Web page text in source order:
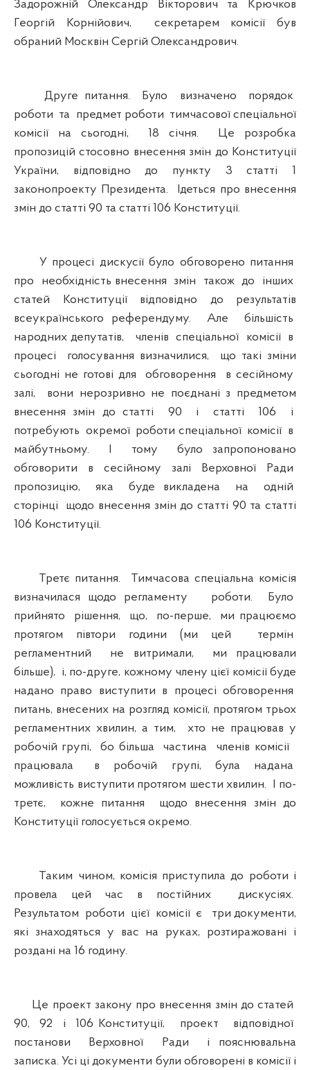
Задорожній Олександр Вікторович та Крючков
Георгій Корнійович, секретарем комісії був
обраний Москвін Сергій Олександрович.
Друге питання. Було визначено порядок
роботи та предмет роботи тимчасової спеціальної
комісії на сьогодні, 18 січня. Це розробка
пропозицій стосовно внесення змін до Конституції
України, відповідно до пункту 3 статті 1
законопроекту Президента. Ідеться про внесення
змін до статті 90 та статті 106 Конституції.
У процесі дискусії було обговорено питання
про необхідність внесення змін також до інших
статей Конституції відповідно до результатів
всеукраїнського референдуму. Але більшість
народних депутатів, членів спеціальної комісії в
процесі голосування визначилися, що такі зміни
сьогодні не готові для обговорення в сесійному
залі, вони нерозривно не поєднані з предметом
внесення змін до статті 90 і статті 106 і
потребують окремої роботи спеціальної комісії в
майбутньому. І тому було запропоновано
обговорити в сесійному залі Верховної Ради
пропозицію, яка буде викладена на одній
сторінці щодо внесення змін до статті 90 та статті
106 Конституції.
Третє питання. Тимчасова спеціальна комісія
визначилася щодо регламенту роботи. Було
прийнято рішення, що, по-перше, ми працюємо
протягом півтори години (ми цей термін
регламентний не витримали, ми працювали
більше), і, по-друге, кожному члену цієї комісії буде
надано право виступити в процесі обговорення
питань, внесених на розгляд комісії, протягом трьох
регламентних хвилин, а тим, хто не працював у
робочій групі, бо більша частина членів комісії
працювала в робочій групі, була надана
можливість виступити протягом шести хвилин. І по-
третє, кожне питання щодо внесення змін до
Конституції голосується окремо.
Таким чином, комісія приступила до роботи і
провела цей час в постійних дискусіях.
Результатом роботи цієї комісії є три документи,
які знаходяться у вас на руках, розтиражовані і
роздані на 16 годину.
Це проект закону про внесення змін до статей
90, 92 і 106 Конституції, проект відповідної
постанови Верховної Ради і пояснювальна
записка. Усі ці документи були обговорені в комісії і